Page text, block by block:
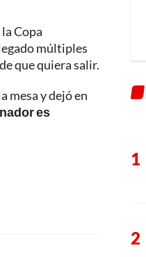
Copa
múltiples
que quiera salir.
mesa y dejó en
es